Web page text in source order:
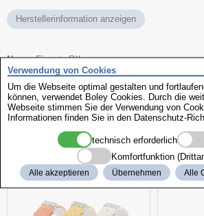
Herstellerinformation anzeigen
Name Einsatz RX
Ausführung einzeln
Durchmesser 22,5mm
Fabrikat
Bergeon
Art.-Nr. 510233
weitere interessante Produkte
Verwendung von Cookies
Um die Webseite optimal gestalten und
können, verwendet Boley Cookies. Durch die
Webseite stimmen Sie der Verwendung von
Informationen finden Sie in den Datenschutz-
technisch erforderlich
Komfortfunktion
Alle akzeptieren Übernehmen Alle